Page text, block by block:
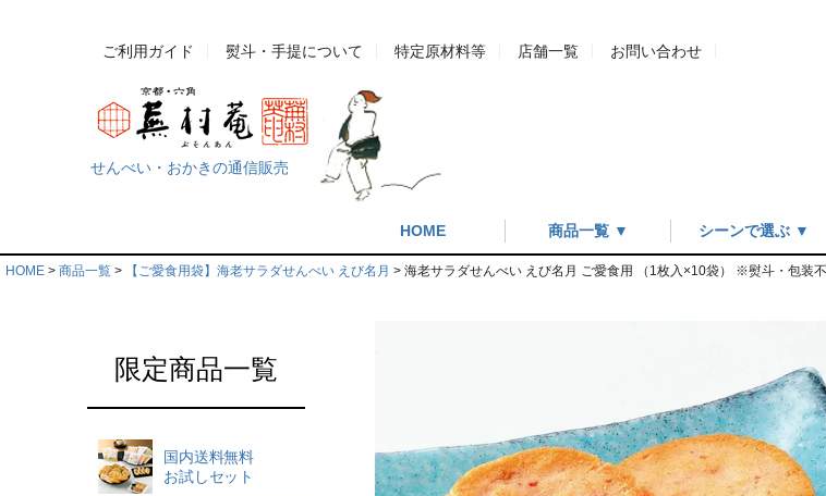
ご利用ガイド 熨斗・手提について 特定原材料等 店舗一覧 お問い合わせ
せんべい・おかきの通信販売
HOME 商品一覧 ▼ シーンで選ぶ ▼
HOME 商品一覧 【ご愛食用袋】海老サラダせんべい えび名月 海老サラダせんべい えび名月 ご愛食用 （1枚入×10袋） ※熨斗・包装
限定商品一覧
国内送料無料
お試しセット